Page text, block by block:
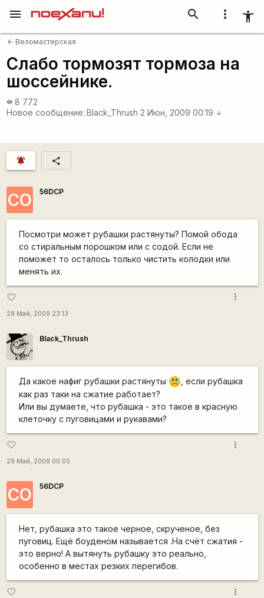
more_vert accessibility_new
search
menu
arrow_back Веломастерская
Слабо тормозят тормоза на
шоссейнике.
visibility 8 772
Новое сообщение: Black_Thrush 2 Июн, 2009 00:19 arrow_downward
notifications_active share
CO 56DCP
Посмотри может рубашки растянуты? Помой обода
со стиральным порошком или с содой. Если не
поможет то осталось только чистить колодки или
менять их.
favorite_border
28 Май, 2009 23:13
more_vert
Black_Thrush
Да какое нафиг рубашки растянуты :C
, если рубашка
как раз таки на сжатие работает?
Или вы думаете, что рубашка - это такое в красную
клеточку с пуговицами и рукавами?
favorite_border
29 Май, 2009 00:05
more_vert
CO 56DCP
Нет, рубашка это такое черное, скрученое, без
пуговиц. Ещё боуденом называется .На счёт сжатия -
это верно! А вытянуть рубашку это реально,
особенно в местах резких перегибов.
favorite_border more_vert